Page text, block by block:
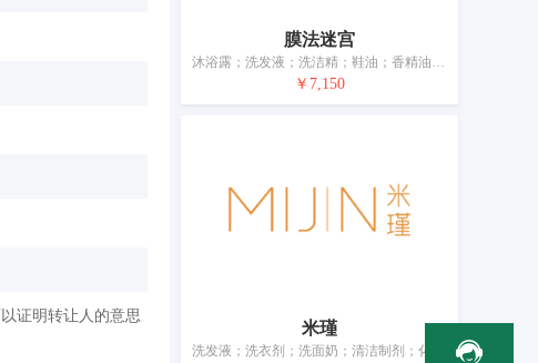
证明转让人的意思
膜法迷宫
沐浴露；洗发液；洗洁精；鞋油；香精油；化妆品；美容面膜；牙膏；香；动物用化妆品
￥7,150
米瑾